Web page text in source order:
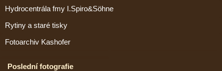
Hydrocentrála fmy I.Spiro&Söhne
Rytiny a staré tisky
Fotoarchiv Kashofer
Poslední fotografie